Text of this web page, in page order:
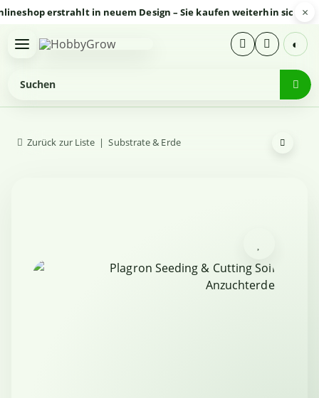
erstrahlt in neuem Design – Sie kaufen weiterhin sicher und
×
◐
Zurück zur Liste Substrate & Erde